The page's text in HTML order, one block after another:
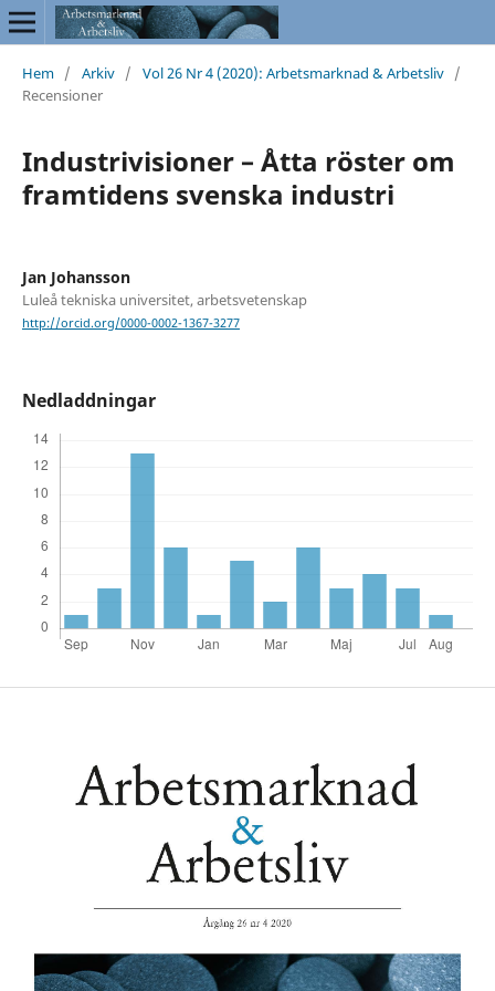
Hem / Arkiv / Vol 26 Nr 4 (2020): Arbetsmarknad & Arbetsliv /
Recensioner
Industrivisioner – Åtta röster om
framtidens svenska industri
Jan Johansson
Luleå tekniska universitet, arbetsvetenskap
http://orcid.org/0000-0002-1367-3277
Nedladdningar